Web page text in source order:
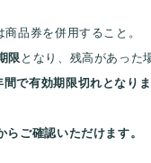
商品券を併用すること。
限となり、残高があった
で有効期限切れとなり
ご確認いただけます。